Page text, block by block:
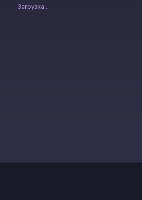
Загрузка...